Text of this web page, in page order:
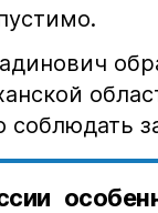
соблюдать